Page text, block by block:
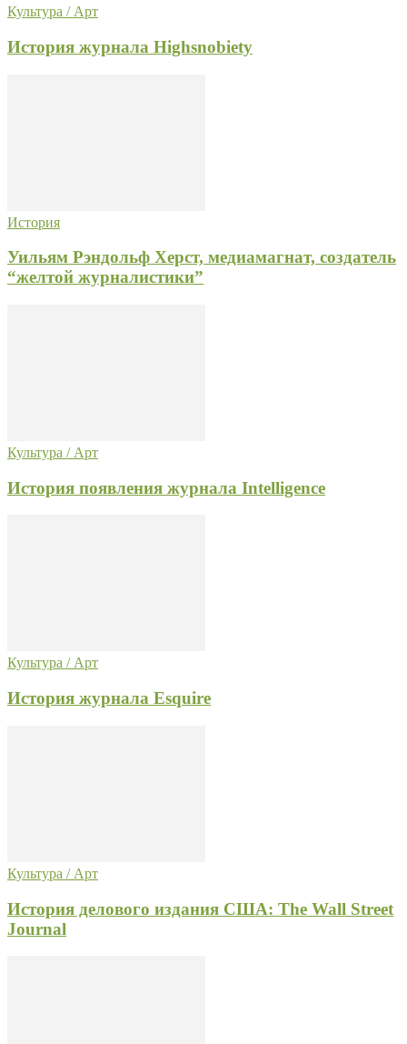
Культура / Арт
История журнала Highsnobiety
История
Уильям Рэндольф Херст, медиамагнат, создатель
“желтой журналистики”
Культура / Арт
История появления журнала Intelligence
Культура / Арт
История журнала Esquire
Культура / Арт
История делового издания США: The Wall Street
Journal